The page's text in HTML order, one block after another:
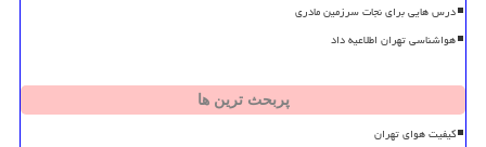
درس هایی برای نجات سرزمین مادری
هواشناسی تهران اطلاعیه داد
پربحث ترین ها
کیفیت هوای تهران